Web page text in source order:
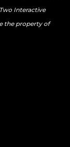
Interactive
the property of